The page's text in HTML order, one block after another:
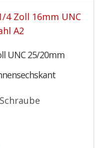
UNC 25/20mm